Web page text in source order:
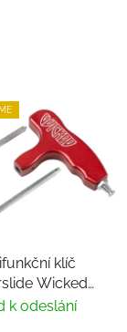
klíč
Wicked
Tool
k odeslání